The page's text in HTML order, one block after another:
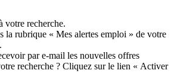
votre recherche.
la rubrique « Mes alertes emploi » de votre
par e-mail les nouvelles offres
recherche ? Cliquez sur le lien « Activer